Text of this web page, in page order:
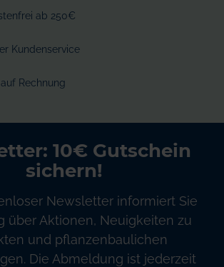
ab 250€
Kundenservice
Rechnung
10€ Gutschein
sichern!
Newsletter informiert Sie
über Aktionen, Neuigkeiten zu
und pflanzenbaulichen
Die Abmeldung ist jederzeit